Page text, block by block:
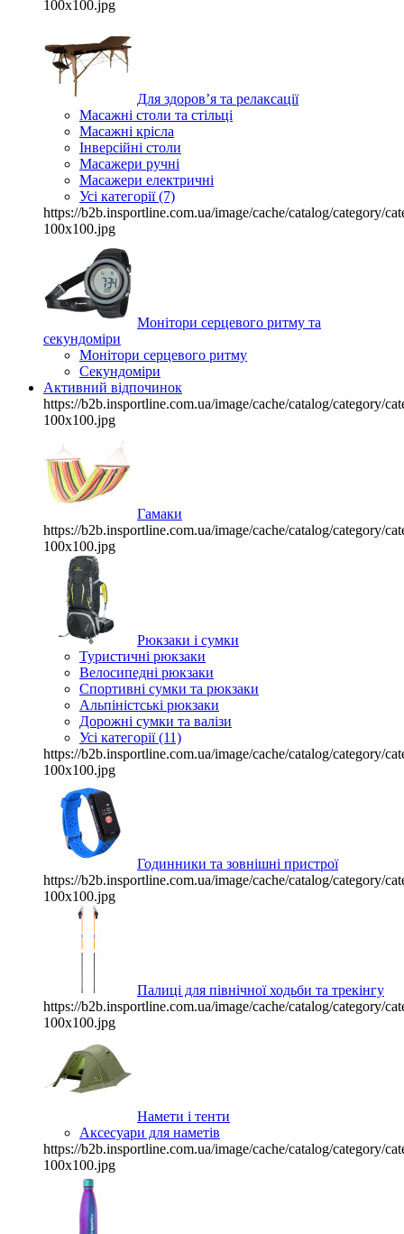
100x100.jpg
Для здоров’я та релаксації
Масажні столи та стільці
Масажні крісла
Інверсійні столи
Масажери ручні
Масажери електричні
Усі категорії (7)
https://b2b.insportline.com.ua/image/cache/catalog/category/
100x100.jpg
Монітори серцевого ритму та
секундоміри
Монітори серцевого ритму
Секундоміри
Активний відпочинок
https://b2b.insportline.com.ua/image/cache/catalog/category/
100x100.jpg
Гамаки
https://b2b.insportline.com.ua/image/cache/catalog/category/
100x100.jpg
Рюкзаки і сумки
Туристичні рюкзаки
Велосипедні рюкзаки
Спортивні сумки та рюкзаки
Альпіністські рюкзаки
Дорожні сумки та валізи
Усі категорії (11)
https://b2b.insportline.com.ua/image/cache/catalog/category/
100x100.jpg
Годинники та зовнішні пристрої
https://b2b.insportline.com.ua/image/cache/catalog/category/
100x100.jpg
Палиці для північної ходьби та трекінгу
https://b2b.insportline.com.ua/image/cache/catalog/category/
100x100.jpg
Намети і тенти
Аксесуари для наметів
https://b2b.insportline.com.ua/image/cache/catalog/category/
100x100.jpg